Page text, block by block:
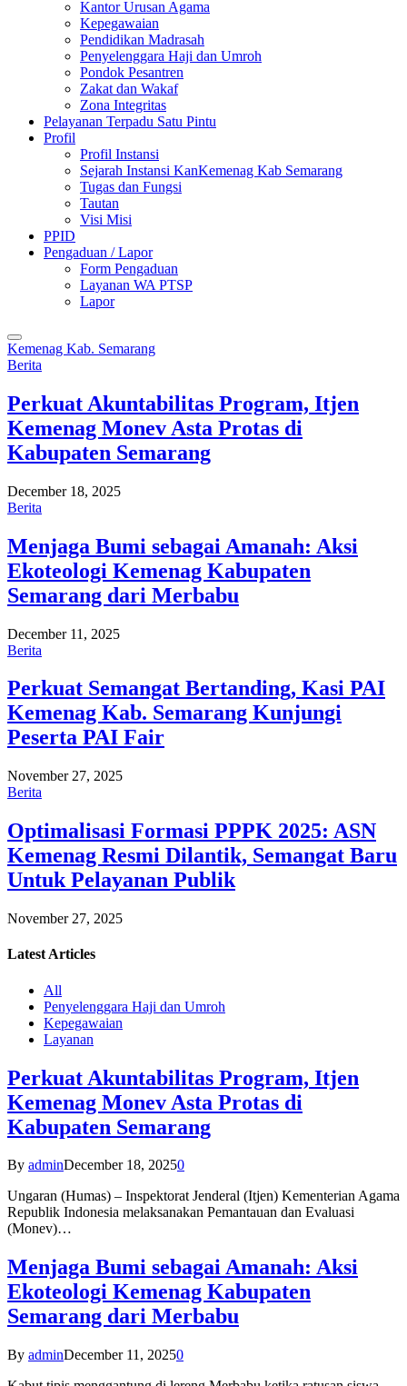
Kantor Urusan Agama
Kepegawaian
Pendidikan Madrasah
Penyelenggara Haji dan Umroh
Pondok Pesantren
Zakat dan Wakaf
Zona Integritas
Pelayanan Terpadu Satu Pintu
Profil
Profil Instansi
Sejarah Instansi KanKemenag Kab Semarang
Tugas dan Fungsi
Tautan
Visi Misi
PPID
Pengaduan / Lapor
Form Pengaduan
Layanan WA PTSP
Lapor
Kemenag Kab. Semarang
Berita
Perkuat Akuntabilitas Program, Itjen
Kemenag Monev Asta Protas di
Kabupaten Semarang
December 18, 2025
Berita
Menjaga Bumi sebagai Amanah: Aksi
Ekoteologi Kemenag Kabupaten
Semarang dari Merbabu
December 11, 2025
Berita
Perkuat Semangat Bertanding, Kasi PAI
Kemenag Kab. Semarang Kunjungi
Peserta PAI Fair
November 27, 2025
Berita
Optimalisasi Formasi PPPK 2025: ASN
Kemenag Resmi Dilantik, Semangat Baru
Untuk Pelayanan Publik
November 27, 2025
Latest Articles
All
Penyelenggara Haji dan Umroh
Kepegawaian
Layanan
Perkuat Akuntabilitas Program, Itjen
Kemenag Monev Asta Protas di
Kabupaten Semarang
By adminDecember 18, 20250
Ungaran (Humas) – Inspektorat Jenderal (Itjen) Kementerian Agama
Republik Indonesia melaksanakan Pemantauan dan Evaluasi
(Monev)…
Menjaga Bumi sebagai Amanah: Aksi
Ekoteologi Kemenag Kabupaten
Semarang dari Merbabu
By adminDecember 11, 20250